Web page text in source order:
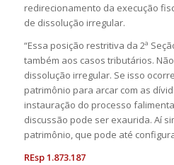
redirecionamento da execução
de dissolução irregular.
“Essa posição restritiva da 2ª
também aos casos tributários.
dissolução irregular. Se isso
patrimônio para arcar com as
instauração do processo
discussão pode ser exaurida. Aí
patrimônio, que pode até
REsp 1.873.187